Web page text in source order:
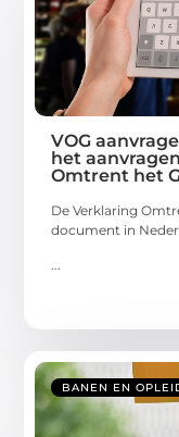
VOG
het
Omtrent het
De Verklaring
document in
...
BANEN EN